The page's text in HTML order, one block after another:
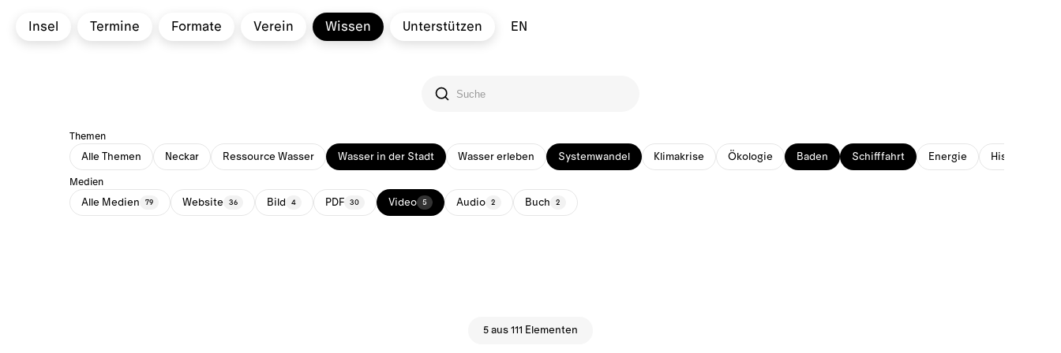
Insel Termine Formate Verein Wissen Unterstützen EN
Themen
Alle Themen Neckar Ressource Wasser Wasser in der Stadt Wasser erleben Systemwandel Klimakrise Ökologie Baden Schifffahrt Energie Historisches
Medien
Alle Medien 79 Website 36 Bild 4 PDF 30 Video 5 Audio 2 Buch 2
5 aus 111 Elementen